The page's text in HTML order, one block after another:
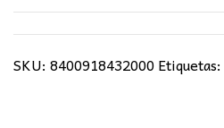
SKU: 8400918432000Etiquetas: